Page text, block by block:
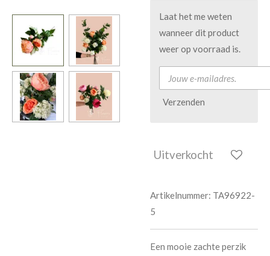
Laat het me weten
wanneer dit product
weer op voorraad is.
Verzenden
Uitverkocht
Artikelnummer: TA96922-
5
Een mooie zachte perzik